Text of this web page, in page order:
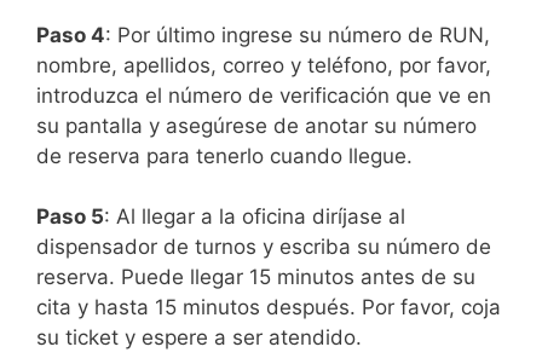
Paso 4: Por último ingrese su número de RUN,
nombre, apellidos, correo y teléfono, por favor,
introduzca el número de verificación que ve en
su pantalla y asegúrese de anotar su número
de reserva para tenerlo cuando llegue.
Paso 5: Al llegar a la oficina diríjase al
dispensador de turnos y escriba su número de
reserva. Puede llegar 15 minutos antes de su
cita y hasta 15 minutos después. Por favor, coja
su ticket y espere a ser atendido.